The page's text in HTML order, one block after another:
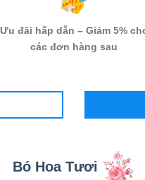
Ưu đãi hấp dẫn – Giảm 5%
các đơn hàng sau
Bó Hoa Tươi